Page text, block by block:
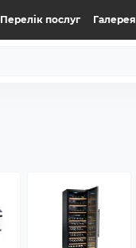
Перелік послуг Галерея